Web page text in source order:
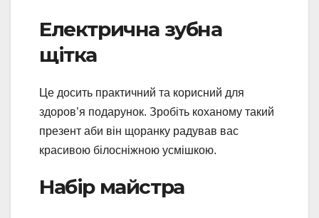
Електрична зубна
щітка
Це досить практичний та корисний для
здоров’я подарунок. Зробіть коханому такий
презент аби він щоранку радував вас
красивою білосніжною усмішкою.
Набір майстра